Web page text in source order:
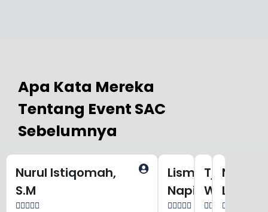
Apa Kata Mereka
Tentang Event SAC
Sebelumnya
Nurul Istiqomah,
S.M

Lisma
Napitupulu

Tjipto
 
Nanda
Lusia
